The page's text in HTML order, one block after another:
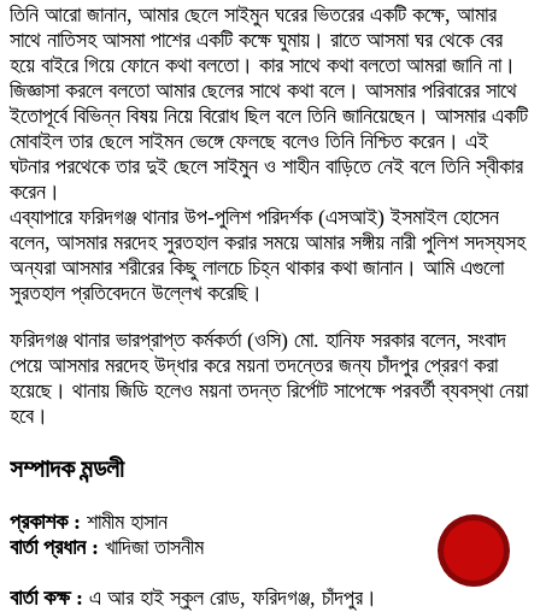
তিনি আরো জানান, আমার ছেলে সাইমুন ঘরের ভিতরের একটি কক্ষে, আমার
সাথে নাতিসহ আসমা পাশের একটি কক্ষে ঘুমায়। রাতে আসমা ঘর থেকে বের
হয়ে বাইরে গিয়ে ফোনে কথা বলতো। কার সাথে কথা বলতো আমরা জানি না।
জিজ্ঞাসা করলে বলতো আমার ছেলের সাথে কথা বলে। আসমার পরিবারের সাথে
ইতোপূর্বে বিভিন্ন বিষয় নিয়ে বিরোধ ছিল বলে তিনি জানিয়েছেন। আসমার একটি
মোবাইল তার ছেলে সাইমন ভেঙ্গে ফেলছে বলেও তিনি নিশ্চিত করেন। এই
ঘটনার পরথেকে তার দুই ছেলে সাইমুন ও শাহীন বাড়িতে নেই বলে তিনি স্বীকার
করেন।
এব্যাপারে ফরিদগঞ্জ থানার উপ-পুলিশ পরিদর্শক (এসআই) ইসমাইল হোসেন
বলেন, আসমার মরদেহ সুরতহাল করার সময়ে আমার সঙ্গীয় নারী পুলিশ সদস্যসহ
অন্যরা আসমার শরীরের কিছু লালচে চিহ্ন থাকার কথা জানান। আমি এগুলো
সুরতহাল প্রতিবেদনে উল্লেখ করেছি।
ফরিদগঞ্জ থানার ভারপ্রাপ্ত কর্মকর্তা (ওসি) মো. হানিফ সরকার বলেন, সংবাদ
পেয়ে আসমার মরদেহ উদ্ধার করে ময়না তদন্তের জন্য চাঁদপুর প্রেরণ করা
হয়েছে। থানায় জিডি হলেও ময়না তদন্ত রির্পোট সাপেক্ষে পরবর্তী ব্যবস্থা নেয়া
হবে।
সম্পাদক মন্ডলী
প্রকাশক : শামীম হাসান
বার্তা প্রধান : খাদিজা তাসনীম
বার্তা কক্ষ : এ আর হাই স্কুল রোড, ফরিদগঞ্জ, চাঁদপুর।